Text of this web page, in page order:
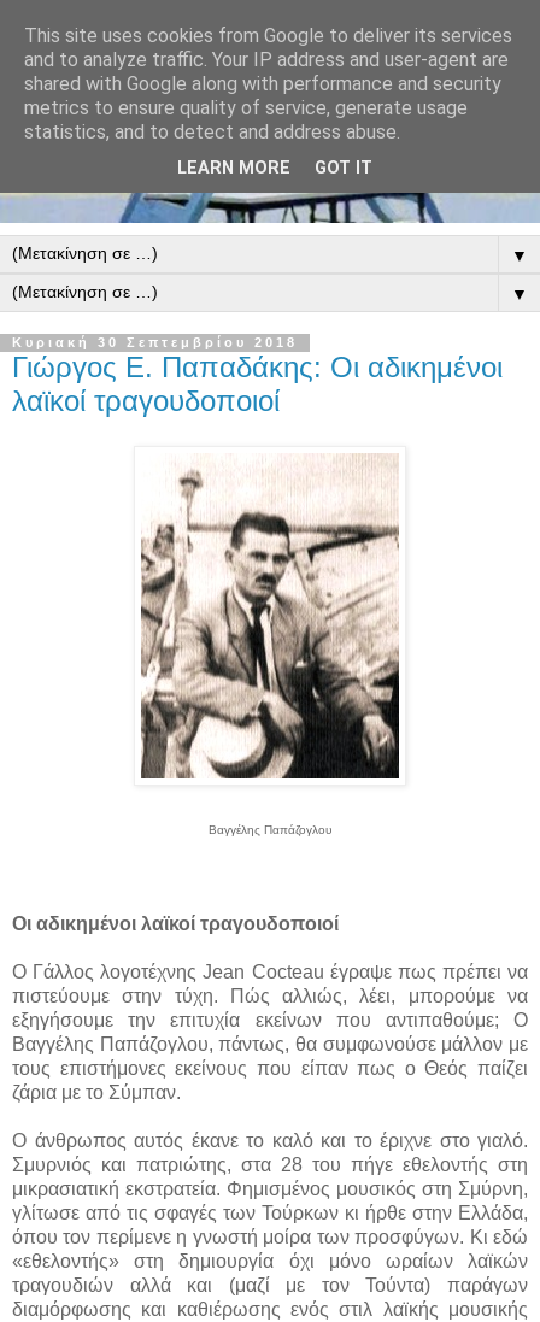
▼
▼
Κυριακή 30 Σεπτεμβρίου 2018
Γιώργος Ε. Παπαδάκης: Οι αδικημένοι
λαϊκοί τραγουδοποιοί
Βαγγέλης Παπάζογλου
Οι αδικημένοι λαϊκοί τραγουδοποιοί
Ο Γάλλος λογοτέχνης Jean Cocteau έγραψε πως πρέπει να
πιστεύουμε στην τύχη. Πώς αλλιώς, λέει, μπορούμε να
εξηγήσουμε την επιτυχία εκείνων που αντιπαθούμε; Ο
Βαγγέλης Παπάζογλου, πάντως, θα συμφωνούσε μάλλον με
τους επιστήμονες εκείνους που είπαν πως ο Θεός παίζει
ζάρια με το Σύμπαν.
Ο άνθρωπος αυτός έκανε το καλό και το έριχνε στο γιαλό.
Σμυρνιός και πατριώτης, στα 28 του πήγε εθελοντής στη
μικρασιατική εκστρατεία. Φημισμένος μουσικός στη Σμύρνη,
γλίτωσε από τις σφαγές των Τούρκων κι ήρθε στην Ελλάδα,
όπου τον περίμενε η γνωστή μοίρα των προσφύγων. Κι εδώ
«εθελοντής» στη δημιουργία όχι μόνο ωραίων λαϊκών
τραγουδιών αλλά και (μαζί με τον Τούντα) παράγων
διαμόρφωσης και καθιέρωσης ενός στιλ λαϊκής μουσικής
This site uses cookies from Google to deliver its services
and to analyze traffic. Your IP address and user-agent are
shared with Google along with performance and security
metrics to ensure quality of service, generate usage
statistics, and to detect and address abuse.
LEARN MORE GOT IT